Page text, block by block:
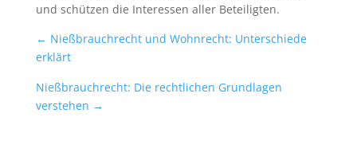
und schützen die Interessen aller Beteiligten.
← Nießbrauchrecht und Wohnrecht: Unterschiede
erklärt
Nießbrauchrecht: Die rechtlichen Grundlagen
verstehen →